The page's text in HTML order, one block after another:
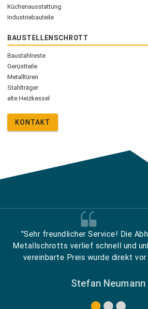
Küchenausstattung
Industriebauteile
BAUSTELLENSCHROTT
Baustahlreste
Gerüstteile
Metalltüren
Stahlträger
alte Heizkessel
KONTAKT
"Sehr freundlicher Service! Die
Metallschrotts verlief schnell und
vereinbarte Preis wurde direkt
Stefan Neumann